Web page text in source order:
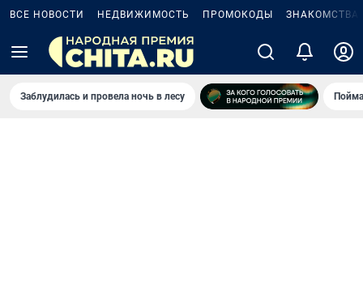
ВСЕ НОВОСТИ НЕДВИЖИМОСТЬ ПРОМОКОДЫ ЗНАКОМСТВА
Заблудилась и провела ночь в лесу